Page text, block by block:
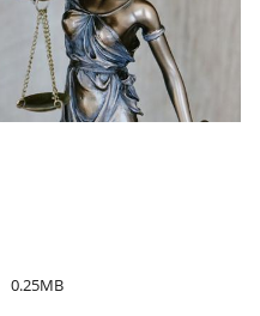
0.25MB